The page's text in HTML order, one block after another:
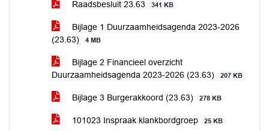
Raadsbesluit 23.63 341 KB
Bijlage 1 Duurzaamheidsagenda 2023-2026
(23.63)
4 MB
Bijlage 2 Financieel overzicht
Duurzaamheidsagenda 2023-2026 (23.63)
207 KB
Bijlage 3 Burgerakkoord (23.63) 278 KB
101023 Inspraak klankbordgroep 25 KB